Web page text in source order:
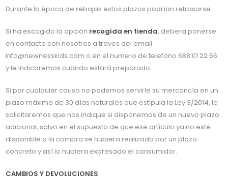
Durante la época de rebajas estos plazos podrían retrasarse.
Si ha escogido la opción recogida en tienda, debera ponerse
en contacto con nosotros a traves del email
info@newnesskids.com o en el numero de telefono 688 01 22 66
y le indicaremos cuando estará preparado.
Si por cualquier causa no podemos servirle su mercancía en un
plazo máximo de 30 días naturales que estipula la Ley 3/2014, le
solicitaremos que nos indique si disponemos de un nuevo plazo
adicional, salvo en el supuesto de que ese artículo ya no esté
disponible o la compra se hubiera realizado por un plazo
concreto y así lo hubiera expresado el consumidor.
CAMBIOS Y DEVOLUCIONES